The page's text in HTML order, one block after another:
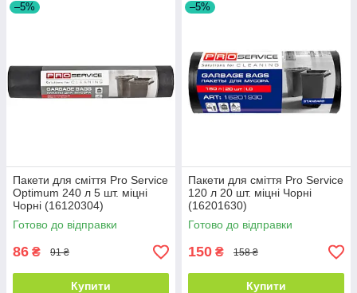
–5%
Пакети для сміття Pro Service
Optimum 240 л 5 шт. міцні
Чорні (16120304)
Готово до відправки
86 ₴ 91 ₴
Купити
–5%
Пакети для сміття Pro Service
120 л 20 шт. міцні Чорні
(16201630)
Готово до відправки
150 ₴ 158 ₴
Купити